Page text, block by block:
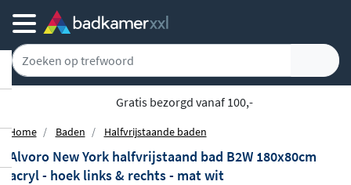
Gratis bezorgd vanaf 100,-
Home Baden Halfvrijstaande baden
Alvoro New York halfvrijstaand bad B2W 180x80cm
acryl - hoek links & rechts - mat wit